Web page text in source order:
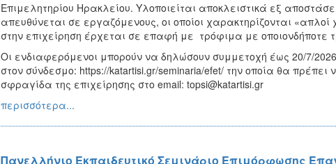
Επιμελητηρίου Ηρακλείου. Υλοποιείται αποκλειστικά εξ
απευθύνεται σε εργαζόμενους, οι οποίοι χαρακτηρίζονται
στην επιχείρηση έρχεται σε επαφή με τρόφιμα με οποιονδήποτε
Οι ενδιαφερόμενοι μπορούν να δηλώσουν συμμετοχή έως 20/7/
στον σύνδεσμο: https://katartisi.gr/seminaria/efet/ την οποία θα
σφραγίδα της επιχείρησης στο email: topsi@katartisi.gr
περισσότερα...
Πανελλήνιο Εκπαιδευτικό Σεμινάριο Επιμόρφωσης